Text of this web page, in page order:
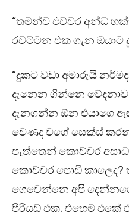
“තමන්ව එච්චර අන්ධ
රවට්ටන එක ගැන ඔයාට
“දුකට වඩා අමාරුයි
දැනෙන ගින්නෙ
දැනගන්න ඕන එයාගෙ
වෙණද වගේ සෙක්ස්
පැත්තෙන් කොච්චර
කොච්චර පොඩි කාලෙද?
ගෙවෙන්නෙ අපි
පීරියඩ් එක. එහෙම එකේ